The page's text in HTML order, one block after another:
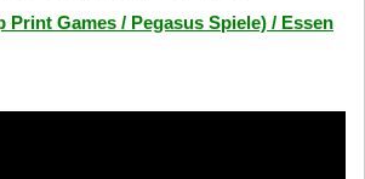
Print Games / Pegasus Spiele) / Essen